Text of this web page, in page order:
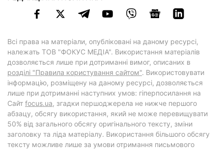
Всі права на матеріали, опубліковані на даному ресурсі,
належать ТОВ "ФОКУС МЕДІА". Використання матеріалів
дозволяється лише при дотриманні вимог, описаних в
розділі "Правила користування сайтом". Використовувати
інформацію, розміщену на даному ресурсі, дозволяється
лише при дотриманні наступних умов: гіперпосилання на
Cайт focus.ua, згадки першоджерела не нижче першого
абзацу, обсягу використання, який не може перевищувати
50% від загального обсягу оригінального тексту, зміни
заголовку та ліда матеріалу. Використання більшого обсягу
тексту можливе лише за умови отримання письмового